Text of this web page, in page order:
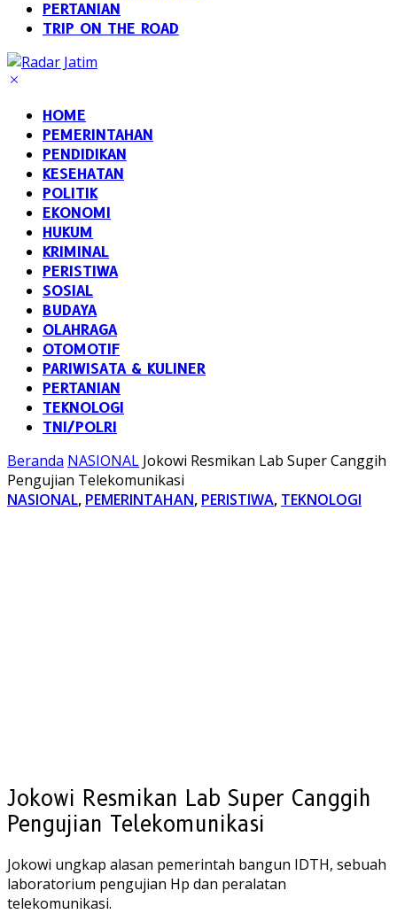
PERTANIAN
TRIP ON THE ROAD
HOME
PEMERINTAHAN
PENDIDIKAN
KESEHATAN
POLITIK
EKONOMI
HUKUM
KRIMINAL
PERISTIWA
SOSIAL
BUDAYA
OLAHRAGA
OTOMOTIF
PARIWISATA & KULINER
PERTANIAN
TEKNOLOGI
TNI/POLRI
Beranda NASIONAL Jokowi Resmikan Lab Super Canggih
Pengujian Telekomunikasi
NASIONAL, PEMERINTAHAN, PERISTIWA, TEKNOLOGI
Jokowi Resmikan Lab Super Canggih
Pengujian Telekomunikasi
Jokowi ungkap alasan pemerintah bangun IDTH, sebuah
laboratorium pengujian Hp dan peralatan
telekomunikasi.